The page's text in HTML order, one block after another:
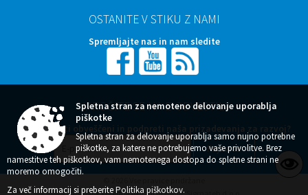
OSTANITE V STIKU Z NAMI
Spremljajte nas in nam sledite
NAROČITE SE NA E-OBVESTILA
Želite ostati obveščeni in podpreti naša prizadevanja za razvoj?
Spletna stran za nemoteno delovanje uporablja
piškotke
Spletna stran za delovanje uporablja samo nujno potrebne
piškotke, za katere ne potrebujemo vaše privolitve. Brez
namestitve teh piškotkov, vam nemotenega dostopa do spletne strani ne
moremo omogočiti.
Za več informacij si preberitePolitika piškotkov.